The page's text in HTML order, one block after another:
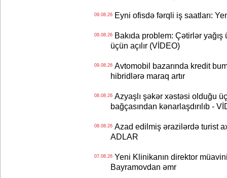
09.08.26Eyni ofisdə fərqli iş saatları:
09.08.26Bakıda problem: Çətirlər
üçün açılır (VİDEO)
09.08.26Avtomobil bazarında kredit
hibridlərə maraq artır
08.08.26Azyaşlı şəkər xəstəsi olduğu
bağçasından kənarlaşdırılıb -
08.08.26Azad edilmiş ərazilərdə turist
ADLAR
07.08.26Yeni Klinikanın direktor müavini
Bayramovdan əmr